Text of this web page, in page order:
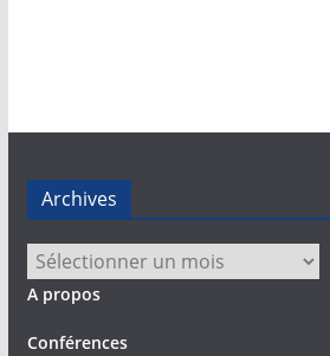
Archives
Archives
A propos
Conférences